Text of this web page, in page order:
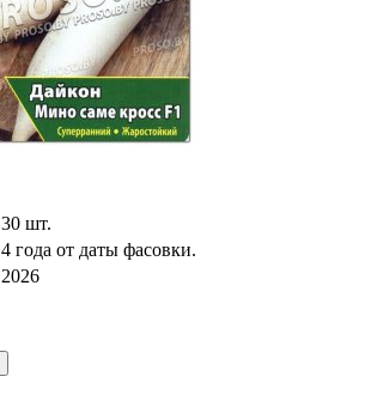
30 шт.
4 года от даты фасовки.
2026